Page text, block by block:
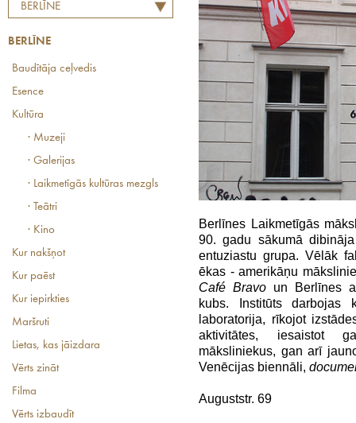
BERLĪNE
BERLĪNE
Baudītāja ceļvedis
Esence
Kultūra
· Muzeji
· Galerijas
· Laikmetīgās kultūras mezgls
· Teātri
· Kino
Kur nakšņot
Kur paēst
Kur iepirkties
Maršruti
Lietas, kas jāizdara
Vērts zināt
Filma
Vērts izbaudīt
Berlīnes Laikmetīgās
90. gadu sākumā
entuziastu grupa. Vēlāk
ēkas - amerikāņu
Café Bravoun Berlīnes
kubs. Institūts darbojas
laboratorija, rīkojot
aktivitātes, iesaistot
māksliniekus, gan arī
Venēcijas biennāli,
Auguststr. 69